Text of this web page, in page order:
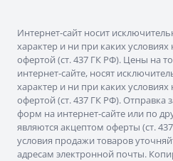
Интернет-сайт носит
характер и ни при каких условиях
офертой (ст. 437 ГК РФ). Цены на
интернет-сайте, носят
характер и ни при каких
офертой (ст. 437 ГК РФ).
форм на интернет-сайте или по
являются акцептом оферты (ст.
условия продажи товаров
адресам электронной почты.